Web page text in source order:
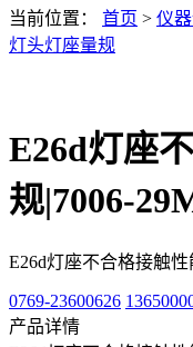
当前位置： 首页 > 仪
灯头灯座量规
E26d灯座
规|7006-
E26d灯座不合格接触性
0769-23600626
产品详情